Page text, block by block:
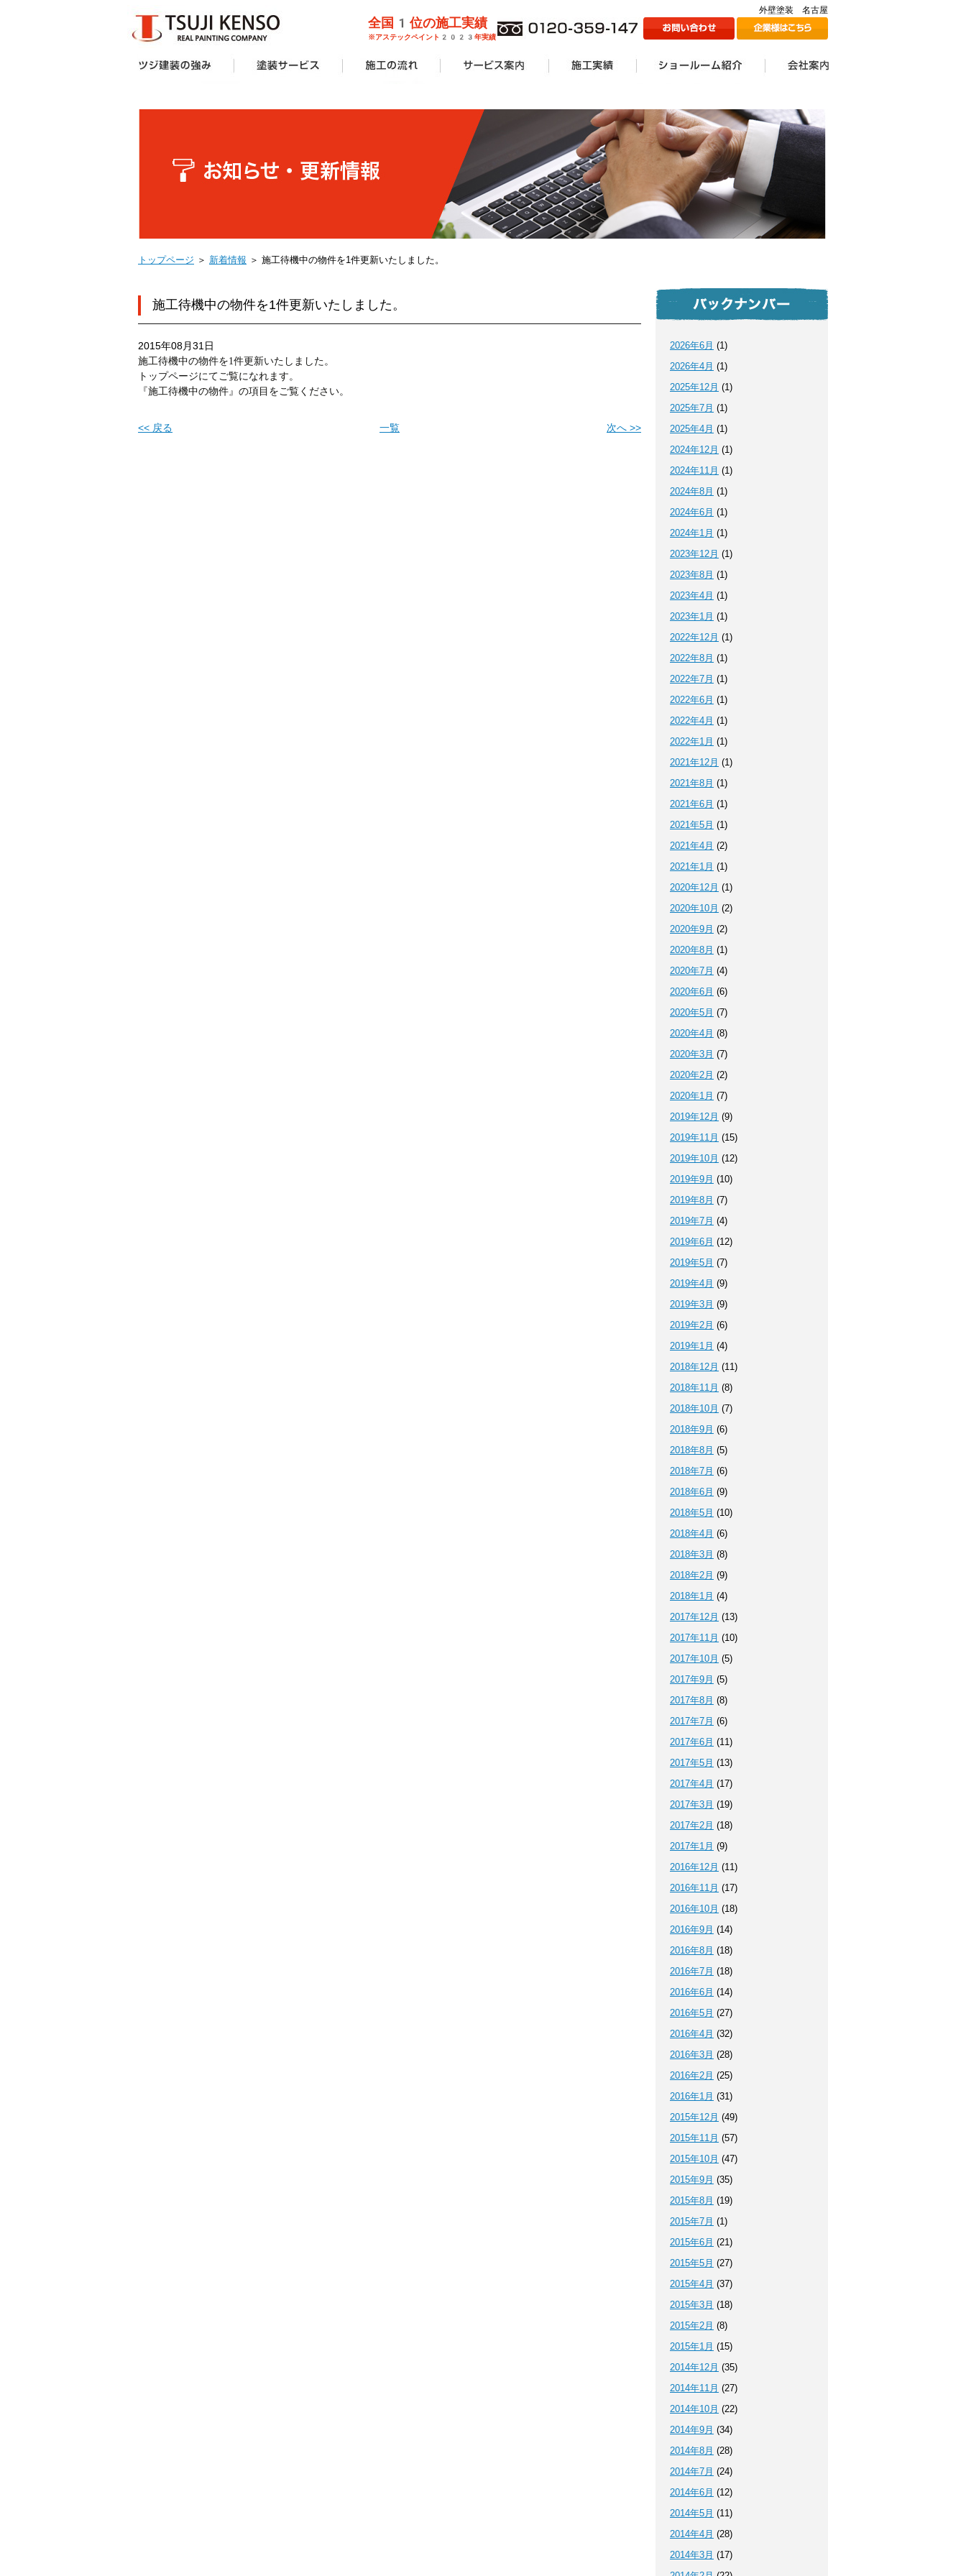
外壁塗装 名古屋
全国1位の施工実績
※アステックペイント2023年実績
トップページ ＞ 新着情報 ＞ 施工待機中の物件を1件更新いたしました。
施工待機中の物件を1件更新いたしました。
2015年08月31日
施工待機中の物件を1件更新いたしました。
トップページにてご覧になれます。
『施工待機中の物件』の項目をご覧ください。
<< 戻る 一覧 次へ >>
2026年6月 (1)
2026年4月 (1)
2025年12月 (1)
2025年7月 (1)
2025年4月 (1)
2024年12月 (1)
2024年11月 (1)
2024年8月 (1)
2024年6月 (1)
2024年1月 (1)
2023年12月 (1)
2023年8月 (1)
2023年4月 (1)
2023年1月 (1)
2022年12月 (1)
2022年8月 (1)
2022年7月 (1)
2022年6月 (1)
2022年4月 (1)
2022年1月 (1)
2021年12月 (1)
2021年8月 (1)
2021年6月 (1)
2021年5月 (1)
2021年4月 (2)
2021年1月 (1)
2020年12月 (1)
2020年10月 (2)
2020年9月 (2)
2020年8月 (1)
2020年7月 (4)
2020年6月 (6)
2020年5月 (7)
2020年4月 (8)
2020年3月 (7)
2020年2月 (2)
2020年1月 (7)
2019年12月 (9)
2019年11月 (15)
2019年10月 (12)
2019年9月 (10)
2019年8月 (7)
2019年7月 (4)
2019年6月 (12)
2019年5月 (7)
2019年4月 (9)
2019年3月 (9)
2019年2月 (6)
2019年1月 (4)
2018年12月 (11)
2018年11月 (8)
2018年10月 (7)
2018年9月 (6)
2018年8月 (5)
2018年7月 (6)
2018年6月 (9)
2018年5月 (10)
2018年4月 (6)
2018年3月 (8)
2018年2月 (9)
2018年1月 (4)
2017年12月 (13)
2017年11月 (10)
2017年10月 (5)
2017年9月 (5)
2017年8月 (8)
2017年7月 (6)
2017年6月 (11)
2017年5月 (13)
2017年4月 (17)
2017年3月 (19)
2017年2月 (18)
2017年1月 (9)
2016年12月 (11)
2016年11月 (17)
2016年10月 (18)
2016年9月 (14)
2016年8月 (18)
2016年7月 (18)
2016年6月 (14)
2016年5月 (27)
2016年4月 (32)
2016年3月 (28)
2016年2月 (25)
2016年1月 (31)
2015年12月 (49)
2015年11月 (57)
2015年10月 (47)
2015年9月 (35)
2015年8月 (19)
2015年7月 (1)
2015年6月 (21)
2015年5月 (27)
2015年4月 (37)
2015年3月 (18)
2015年2月 (8)
2015年1月 (15)
2014年12月 (35)
2014年11月 (27)
2014年10月 (22)
2014年9月 (34)
2014年8月 (28)
2014年7月 (24)
2014年6月 (12)
2014年5月 (11)
2014年4月 (28)
2014年3月 (17)